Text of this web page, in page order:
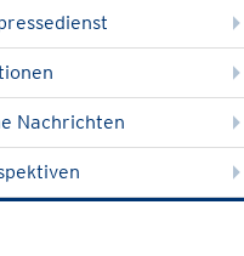
Nachrichten